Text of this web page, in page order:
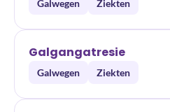
Galwegen Ziekten
Galgangatresie
Galwegen Ziekten